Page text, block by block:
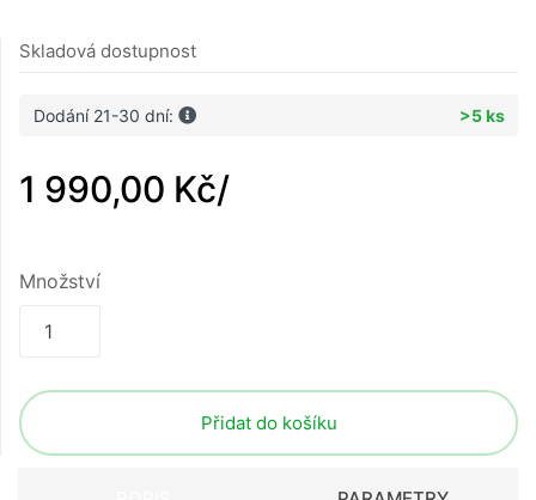
Skladová dostupnost
Dodání 21-30 dní: >5 ks
1 990,00 Kč/
Množství
Přidat do košíku